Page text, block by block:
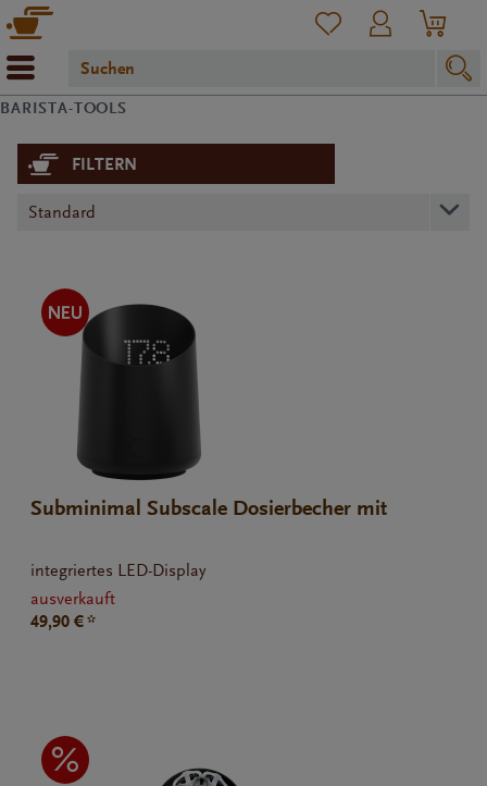
BARISTA-TOOLS
FILTERN
Subminimal Subscale Dosierbecher mit
integriertes LED-Display
ausverkauft
49,90 € *